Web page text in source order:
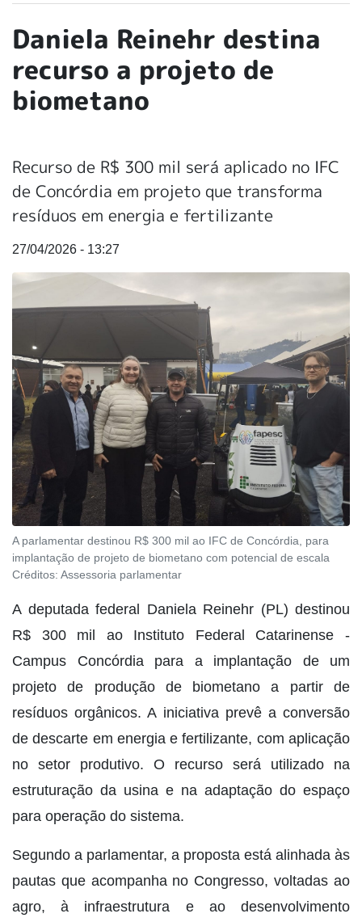
Daniela Reinehr destina
recurso a projeto de
biometano
Recurso de R$ 300 mil será aplicado no IFC
de Concórdia em projeto que transforma
resíduos em energia e fertilizante
27/04/2026 - 13:27
A parlamentar destinou R$ 300 mil ao IFC de Concórdia, para
implantação de projeto de biometano com potencial de escala
Créditos: Assessoria parlamentar
A deputada federal Daniela Reinehr (PL) destinou
R$ 300 mil ao Instituto Federal Catarinense -
Campus Concórdia para a implantação de um
projeto de produção de biometano a partir de
resíduos orgânicos. A iniciativa prevê a conversão
de descarte em energia e fertilizante, com aplicação
no setor produtivo. O recurso será utilizado na
estruturação da usina e na adaptação do espaço
para operação do sistema.
Segundo a parlamentar, a proposta está alinhada às
pautas que acompanha no Congresso, voltadas ao
agro, à infraestrutura e ao desenvolvimento